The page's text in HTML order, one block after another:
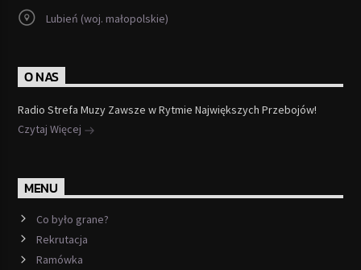
Lubień (woj. małopolskie)
O NAS
Radio Strefa Muzy Zawsze w Rytmie Największych Przebojów!
Czytaj Więcej
MENU
Co było grane?
Rekrutacja
Ramówka